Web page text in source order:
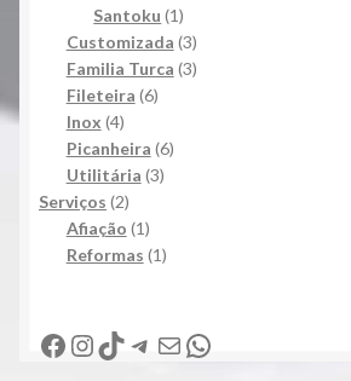
produtos
Santoku 11
produto
Customizada 33
produtos
Familia Turca 33
Fileteira 66
Inox 44
produtos
Picanheira 66
Utilitária 33
Serviços 22
produtos
Afiação 11
produto
Reformas 11
Facebook
Instagram
TikTok
Telegram
E-mailWhatsApp